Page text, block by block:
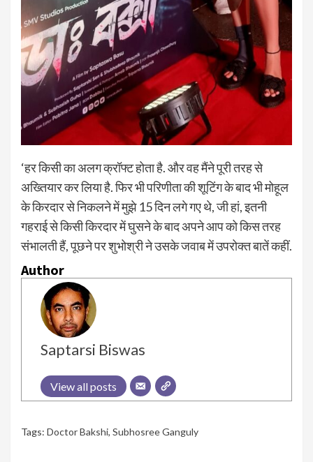
‘हर किसी का अलग क्रॉफ्ट होता है. और वह मैंने पूरी तरह से
अख्तियार कर लिया है. फिर भी परिणीता की शूटिंग के बाद भी मोहूल
के किरदार से निकलने में मुझे 15 दिन लगे गए थे, जी हां, इतनी
गहराई से किसी किरदार में घुसने के बाद अपने आप को किस तरह
संभालती हैं, पूछने पर शुभोश्री ने उसके जवाब में उपरोक्त बातें कहीं.
Author
Saptarsi Biswas
View all posts
Tags: Doctor Bakshi, Subhosree Ganguly